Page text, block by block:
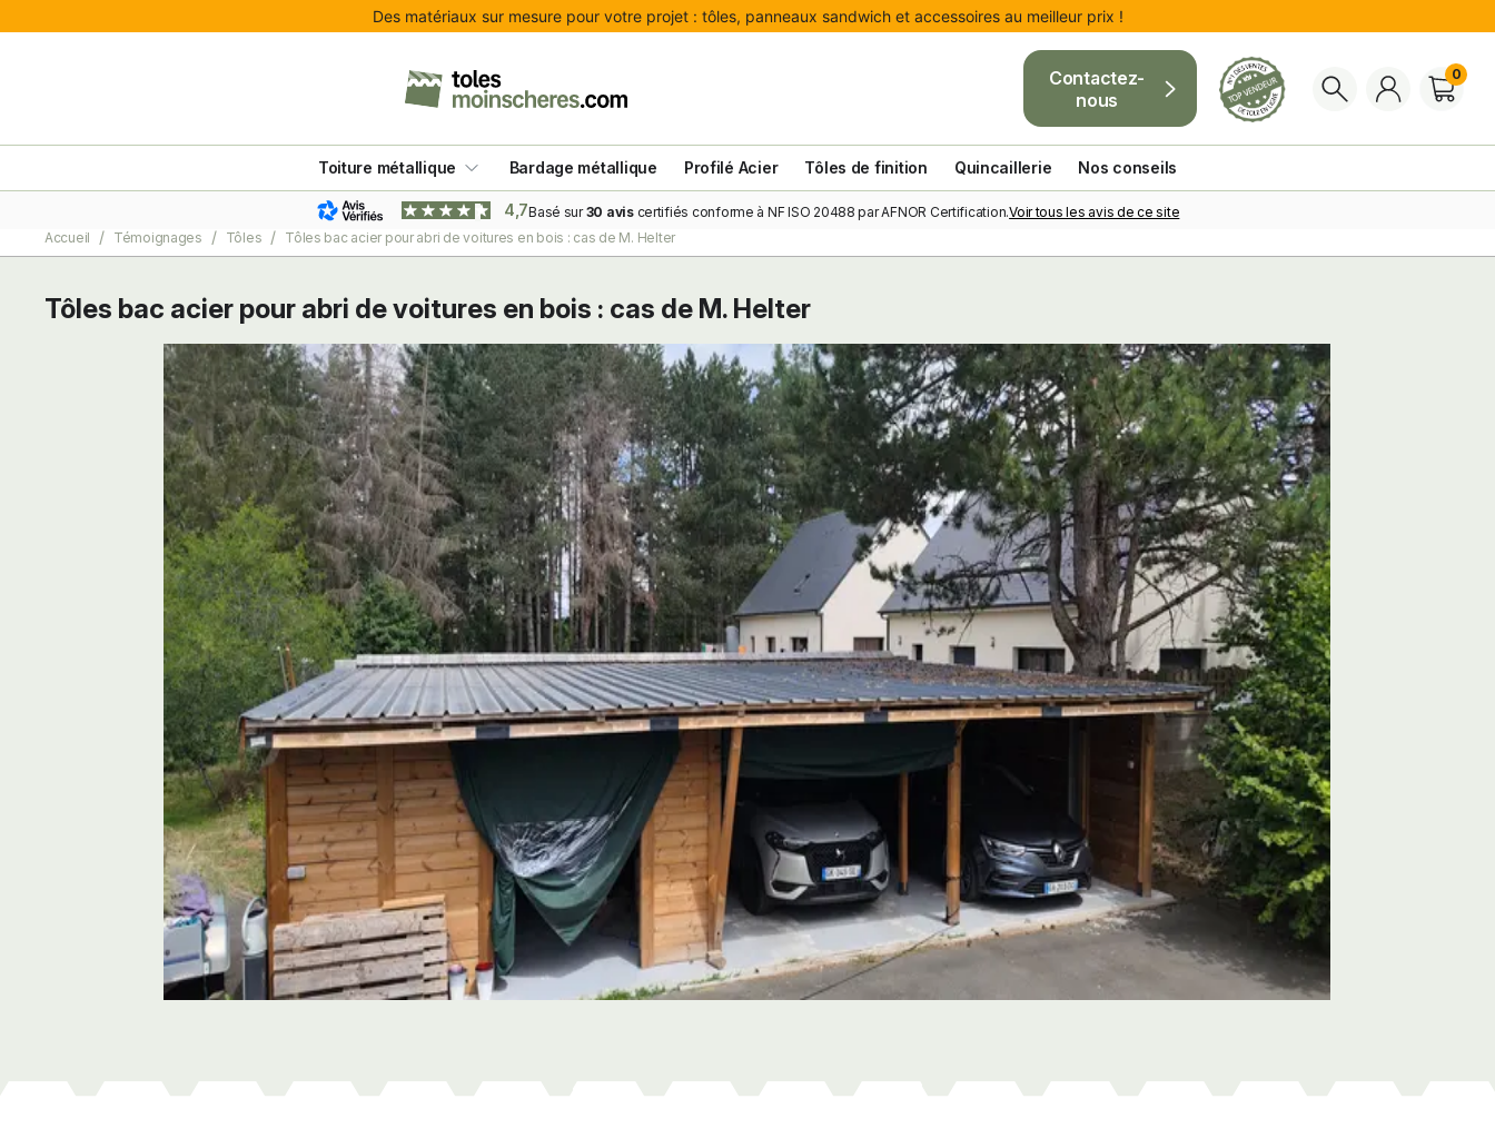
Des matériaux sur mesure pour votre projet : tôles, panneaux sandwich et accessoires au meilleur prix !
0
Contactez-
nous
Toiture métallique Bardage métallique Profilé Acier Tôles de finition Quincaillerie Nos conseils
4,7Basé sur30 aviscertifiés conforme à NF ISO 20488 par AFNOR Certification.Voir tous les avis de ce site
Accueil
Témoignages Tôles Tôles bac acier pour abri de voitures en bois : cas de M. Helter
Tôles bac acier pour abri de voitures en bois : cas de M. Helter